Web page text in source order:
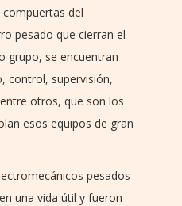
del
pesado que cierran el
grupo, se encuentran
control, supervisión,
otros, que son los
esos equipos de gran
pesados
una vida útil y fueron